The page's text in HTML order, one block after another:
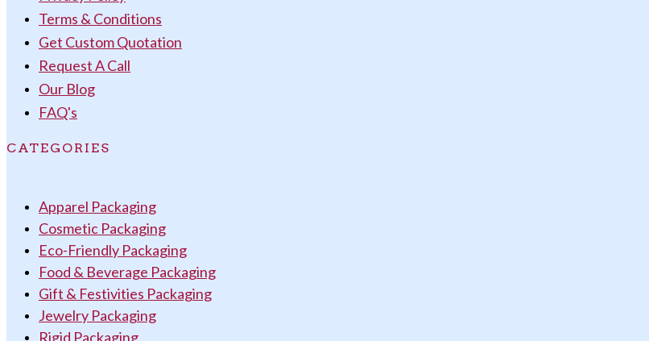
Terms & Conditions
Get Custom Quotation
Request A Call
Our Blog
FAQ's
CATEGORIES
Apparel Packaging
Cosmetic Packaging
Eco-Friendly Packaging
Food & Beverage Packaging
Gift & Festivities Packaging
Jewelry Packaging
Rigid Packaging